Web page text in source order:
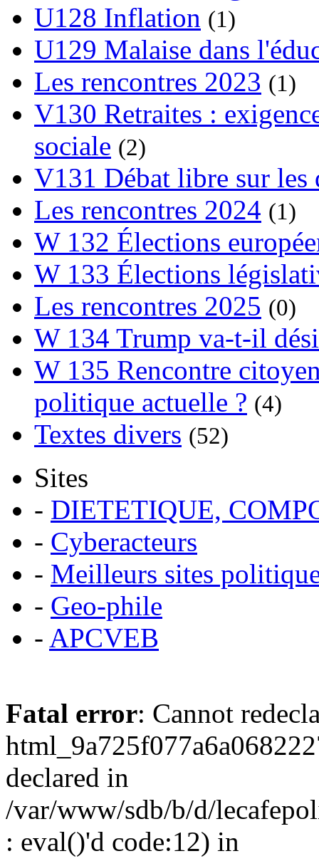
U128 Inflation (1)
U129 Malaise dans
Les rencontres 2023 (1)
V130 Retraites :
sociale (2)
V131 Débat libre sur les
Les rencontres 2024 (1)
W 132 Élections
W 133 Élections
Les rencontres 2025 (0)
W 134 Trump va-t-il
W 135 Rencontre
politique actuelle ? (4)
Textes divers (52)
Sites
- DIETETIQUE,
- Cyberacteurs
- Meilleurs sites
- Geo-phile
- APCVEB
Fatal error: Cannot
declared in
/var/www/sdb/b/d/
: eval()'d code:12) in